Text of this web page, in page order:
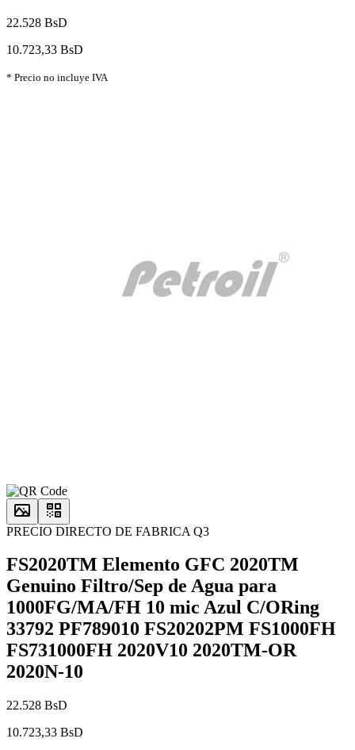
22.528 BsD
10.723,33 BsD
* Precio no incluye IVA
PRECIO DIRECTO DE FABRICA Q3
FS2020TM Elemento GFC 2020TM
Genuino Filtro/Sep de Agua para
1000FG/MA/FH 10 mic Azul C/ORing
33792 PF789010 FS20202PM FS1000FH
FS731000FH 2020V10 2020TM-OR
2020N-10
22.528 BsD
10.723,33 BsD